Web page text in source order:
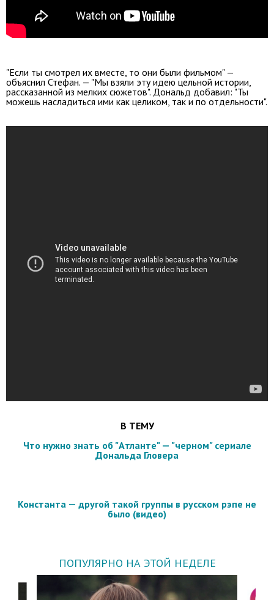
"Если ты смотрел их вместе, то они были фильмом" —
объяснил Стефан. — "Мы взяли эту идею цельной истории,
рассказанной из мелких сюжетов". Дональд добавил: "Ты
можешь насладиться ими как целиком, так и по отдельности".
В ТЕМУ
Что нужно знать об "Атланте" — "черном" сериале
Дональда Гловера
Константа — другой такой группы в русском рэпе не
было (видео)
ПОПУЛЯРНО НА ЭТОЙ НЕДЕЛЕ